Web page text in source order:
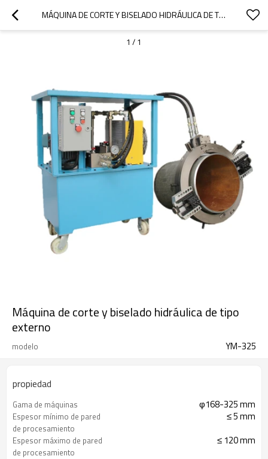
MÁQUINA DE CORTE Y BISELADO HIDRÁULICA DE TIPO EXTERNO
1 / 1
Máquina de corte y biselado hidráulica de tipo
externo
modelo YM-325
propiedad
Gama de máquinas φ168-325 mm
Espesor mínimo de pared
de procesamiento
≤ 5 mm
Espesor máximo de pared
de procesamiento
≤ 120 mm